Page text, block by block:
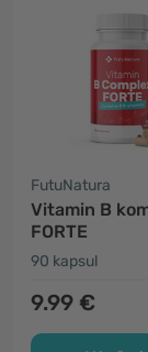
FutuNatura
Vitamin B
FORTE
90 kapsul
9.99 €